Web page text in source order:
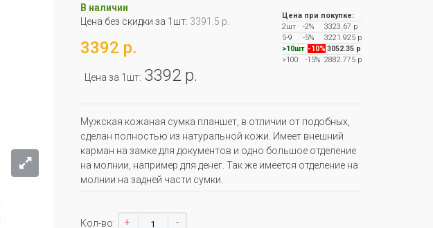
В наличии
Цена без скидки за 1шт: 3391.5 р.
3392 р.
Цена за 1шт: 3392 р.
Цена при покупке:
2шт
-2%
3323.67 р
5-9
-5%
3221.925 р
>10шт -10% 3052.35 р
>100
-15%2882.775 р
Мужская кожаная сумка планшет, в отличии от подобных,
сделан полностью из натуральной кожи. Имеет внешний
карман на замке для документов и одно большое отделение
на молнии, например для денег. Так же имеется отделение на
молнии на задней части сумки.
Кол-во: + -